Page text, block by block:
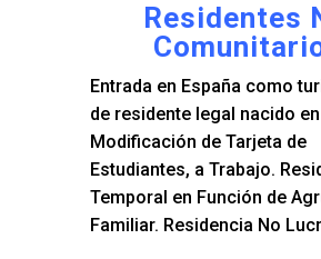
Residentes
Entrada en España como
de residente legal nacido
Modificación de Tarjeta de
Estudiantes, a Trabajo.
Temporal en Función de
Familiar. Residencia No